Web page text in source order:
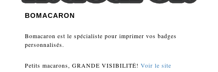
BOMACARON
Bomacaron est le spécialiste pour imprimer vos badges
personnalisés.
Petits macarons, GRANDE VISIBILITÉ! Voir le site